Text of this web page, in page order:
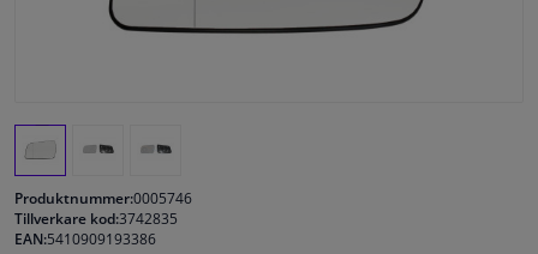
Bilvård & Tillbehör
Verkstad & Verktyg
Produktnummer:0005746
Tillverkare kod:3742835
EAN:5410909193386